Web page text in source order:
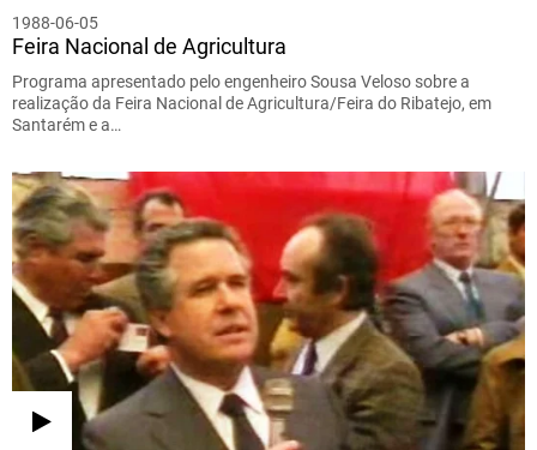
1988-06-05
Feira Nacional de Agricultura
Programa apresentado pelo engenheiro Sousa Veloso sobre a
realização da Feira Nacional de Agricultura/Feira do Ribatejo, em
Santarém e a…